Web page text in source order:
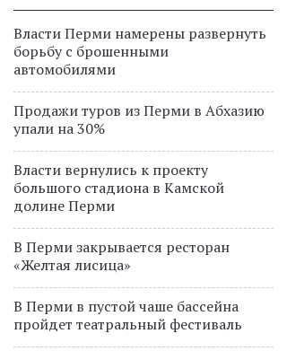
Власти Перми намерены развернуть
борьбу с брошенными
автомобилями
Продажи туров из Перми в Абхазию
упали на 30%
Власти вернулись к проекту
большого стадиона в Камской
долине Перми
В Перми закрывается ресторан
«Желтая лисица»
В Перми в пустой чаше бассейна
пройдет театральный фестиваль